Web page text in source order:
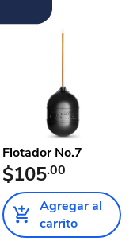
Flotador No.7
$105.00
Agregar al
carrito